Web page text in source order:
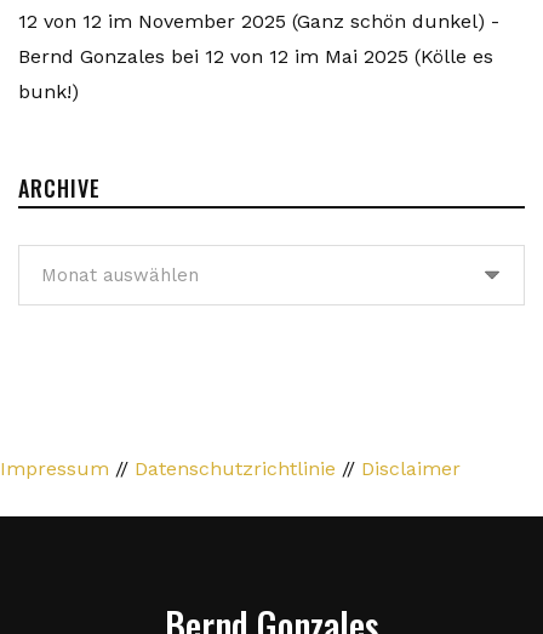
12 von 12 im November 2025 (Ganz schön dunkel) -
Bernd Gonzales bei 12 von 12 im Mai 2025 (Kölle es
bunk!)
ARCHIVE
Impressum // Datenschutzrichtlinie // Disclaimer